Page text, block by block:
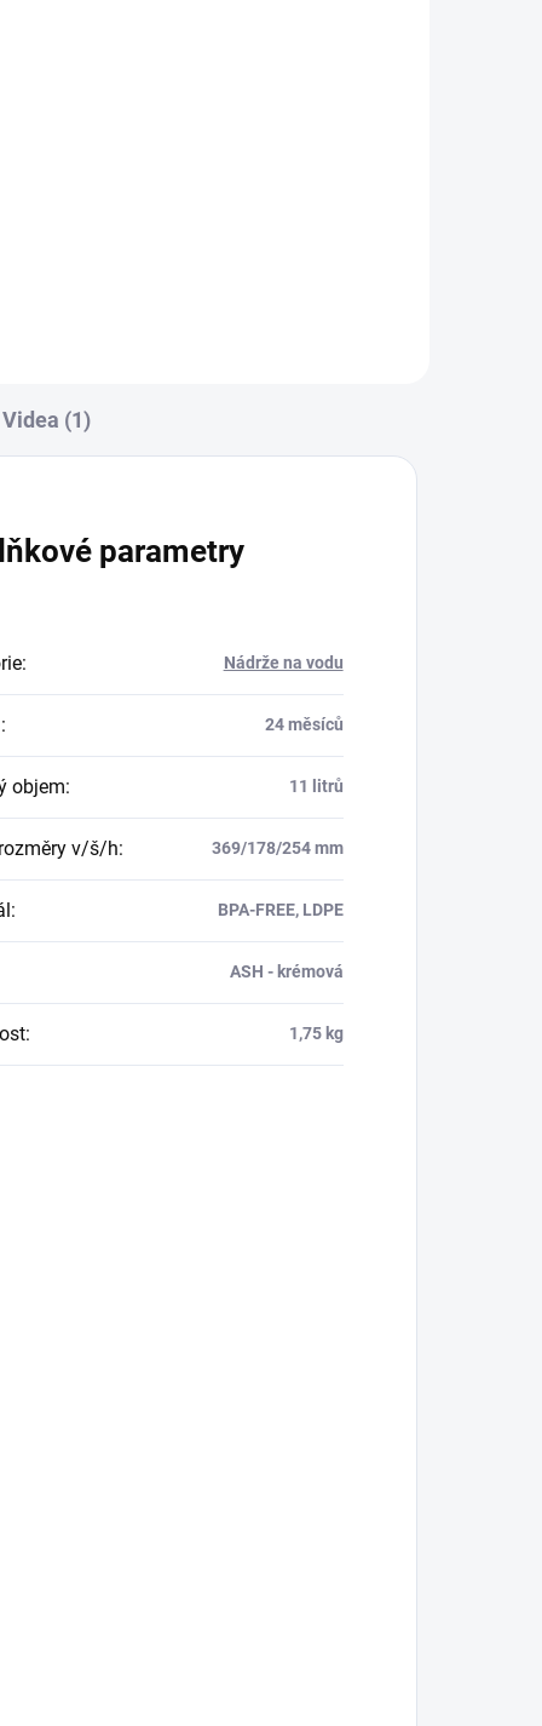
Videa (1)
parametry
: Nádrže na vodu
: 24 měsíců
objem: 11 litrů
v/š/h: 369/178/254 mm
: BPA-FREE, LDPE
ASH - krémová
: 1,75 kg